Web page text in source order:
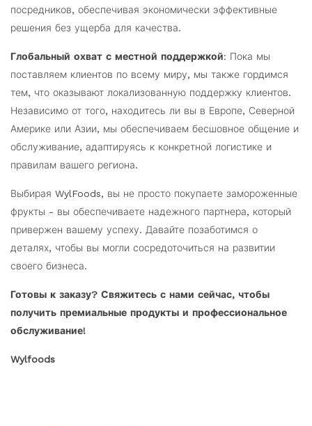
посредников, обеспечивая экономически эффективные
решения без ущерба для качества.
Глобальный охват с местной поддержкой: Пока мы
поставляем клиентов по всему миру, мы также гордимся
тем, что оказывают локализованную поддержку клиентов.
Независимо от того, находитесь ли вы в Европе, Северной
Америке или Азии, мы обеспечиваем бесшовное общение и
обслуживание, адаптируясь к конкретной логистике и
правилам вашего региона.
Выбирая WylFoods, вы не просто покупаете замороженные
фрукты - вы обеспечиваете надежного партнера, который
привержен вашему успеху. Давайте позаботимся о
деталях, чтобы вы могли сосредоточиться на развитии
своего бизнеса.
Готовы к заказу? Свяжитесь с нами сейчас, чтобы
получить премиальные продукты и профессиональное
обслуживание!
Wylfoods